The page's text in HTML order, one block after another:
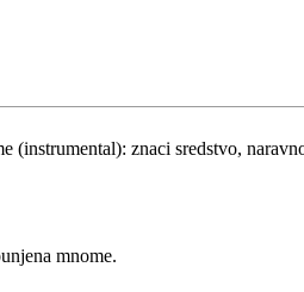
(instrumental): znaci sredstvo,
mnome.